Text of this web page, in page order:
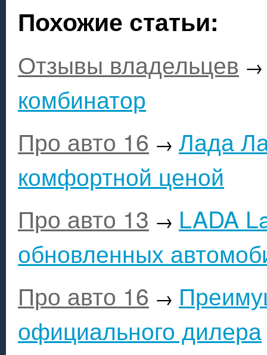
Похожие статьи:
Отзывы владельцев
комбинатор
Про авто 16 → Лада
комфортной ценой
Про авто 13 → LADA
обновленных
Про авто 16 →
официального дилера